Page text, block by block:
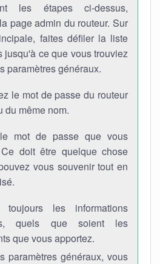
les étapes ci-dessus,
page admin du routeur. Sur
faites défiler la liste
jusqu'à ce que vous trouviez
paramètres généraux.
le mot de passe du routeur
du même nom.
mot de passe que vous
doit être quelque chose
vous souvenir tout en
toujours les informations
quels que soient les
que vous apportez.
paramètres généraux, vous